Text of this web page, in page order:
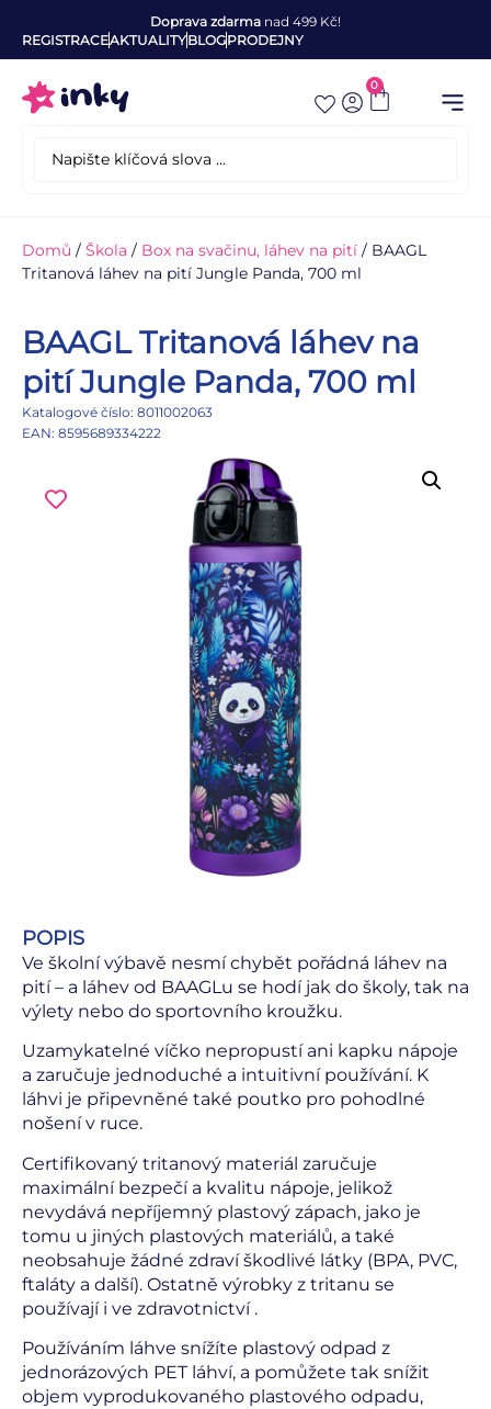
Doprava zdarma nad 499 Kč!
REGISTRACEAKTUALITYBLOGPRODEJNY
0
Domů / Škola / Box na svačinu, láhev na pití / BAAGL
Tritanová láhev na pití Jungle Panda, 700 ml
BAAGL Tritanová láhev na
pití Jungle Panda, 700 ml
Katalogové číslo: 8011002063
EAN: 8595689334222
POPIS
Ve školní výbavě nesmí chybět pořádná láhev na
pití – a láhev od BAAGLu se hodí jak do školy, tak na
výlety nebo do sportovního kroužku.
Uzamykatelné víčko nepropustí ani kapku nápoje
a zaručuje jednoduché a intuitivní používání. K
láhvi je připevněné také poutko pro pohodlné
nošení v ruce.
Certifikovaný tritanový materiál zaručuje
maximální bezpečí a kvalitu nápoje, jelikož
nevydává nepříjemný plastový zápach, jako je
tomu u jiných plastových materiálů, a také
neobsahuje žádné zdraví škodlivé látky (BPA, PVC,
ftaláty a další). Ostatně výrobky z tritanu se
používají i ve zdravotnictví .
Používáním láhve snížíte plastový odpad z
jednorázových PET láhví, a pomůžete tak snížit
objem vyprodukovaného plastového odpadu,